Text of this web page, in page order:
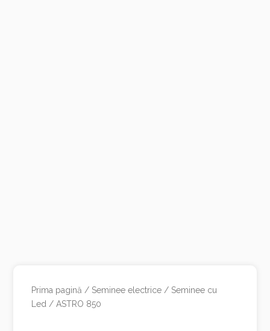
Prima pagină / Seminee electrice / Seminee cu
Led / ASTRO 850